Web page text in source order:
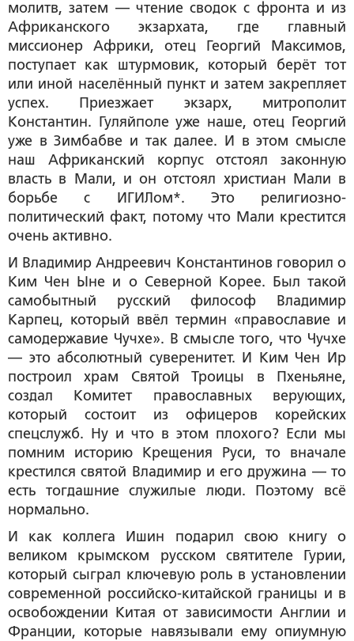
молитв, затем — чтение сводок с фронта и из
Африканского экзархата, где главный
миссионер Африки, отец Георгий Максимов,
поступает как штурмовик, который берёт тот
или иной населённый пункт и затем закрепляет
успех. Приезжает экзарх, митрополит
Константин. Гуляйполе уже наше, отец Георгий
уже в Зимбабве и так далее. И в этом смысле
наш Африканский корпус отстоял законную
власть в Мали, и он отстоял христиан Мали в
борьбе с ИГИЛом*. Это религиозно-
политический факт, потому что Мали крестится
очень активно.
И Владимир Андреевич Константинов говорил о
Ким Чен Ыне и о Северной Корее. Был такой
самобытный русский философ Владимир
Карпец, который ввёл термин «православие и
самодержавие Чучхе». В смысле того, что Чучхе
— это абсолютный суверенитет. И Ким Чен Ир
построил храм Святой Троицы в Пхеньяне,
создал Комитет православных верующих,
который состоит из офицеров корейских
спецслужб. Ну и что в этом плохого? Если мы
помним историю Крещения Руси, то вначале
крестился святой Владимир и его дружина — то
есть тогдашние служилые люди. Поэтому всё
нормально.
И как коллега Ишин подарил свою книгу о
великом крымском русском святителе Гурии,
который сыграл ключевую роль в установлении
современной российско-китайской границы и в
освобождении Китая от зависимости Англии и
Франции, которые навязывали ему опиумную